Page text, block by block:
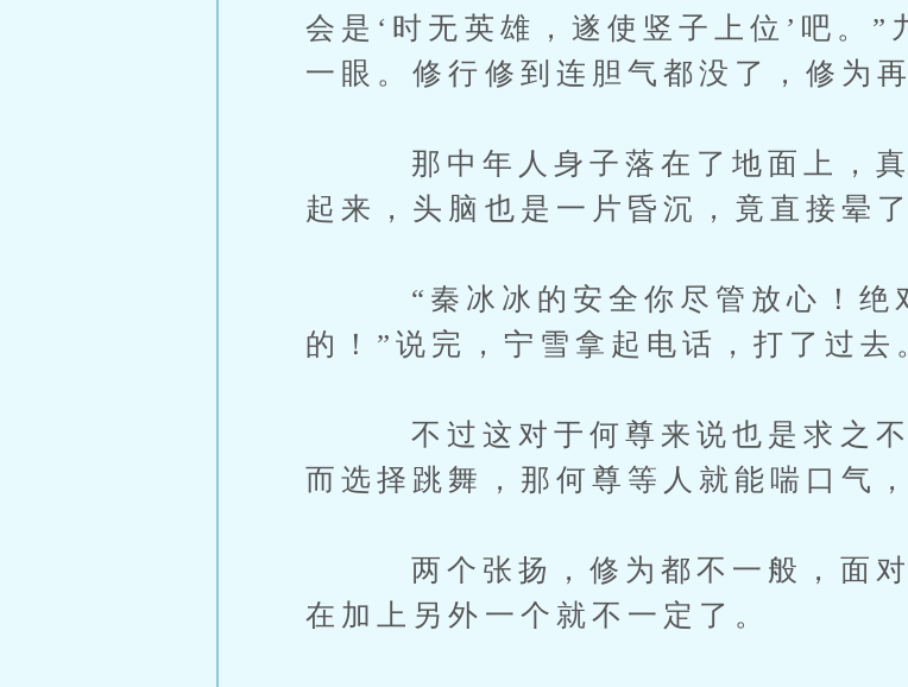
会是‘时无英雄，遂使竖子上位’吧。”
一眼。修行修到连胆气都没了，修为
那中年人身子落在了地面上，真
起来，头脑也是一片昏沉，竟直接晕了
“秦冰冰的安全你尽管放心！绝对
的！”说完，宁雪拿起电话，打了过去
不过这对于何尊来说也是求之不
而选择跳舞，那何尊等人就能喘口气
两个张扬，修为都不一般，面对
在加上另外一个就不一定了。